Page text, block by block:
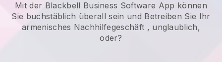
Mit der Blackbell Business Software App können
Sie buchstäblich überall sein und Betreiben Sie Ihr
armenisches Nachhilfegeschäft , unglaublich,
oder?